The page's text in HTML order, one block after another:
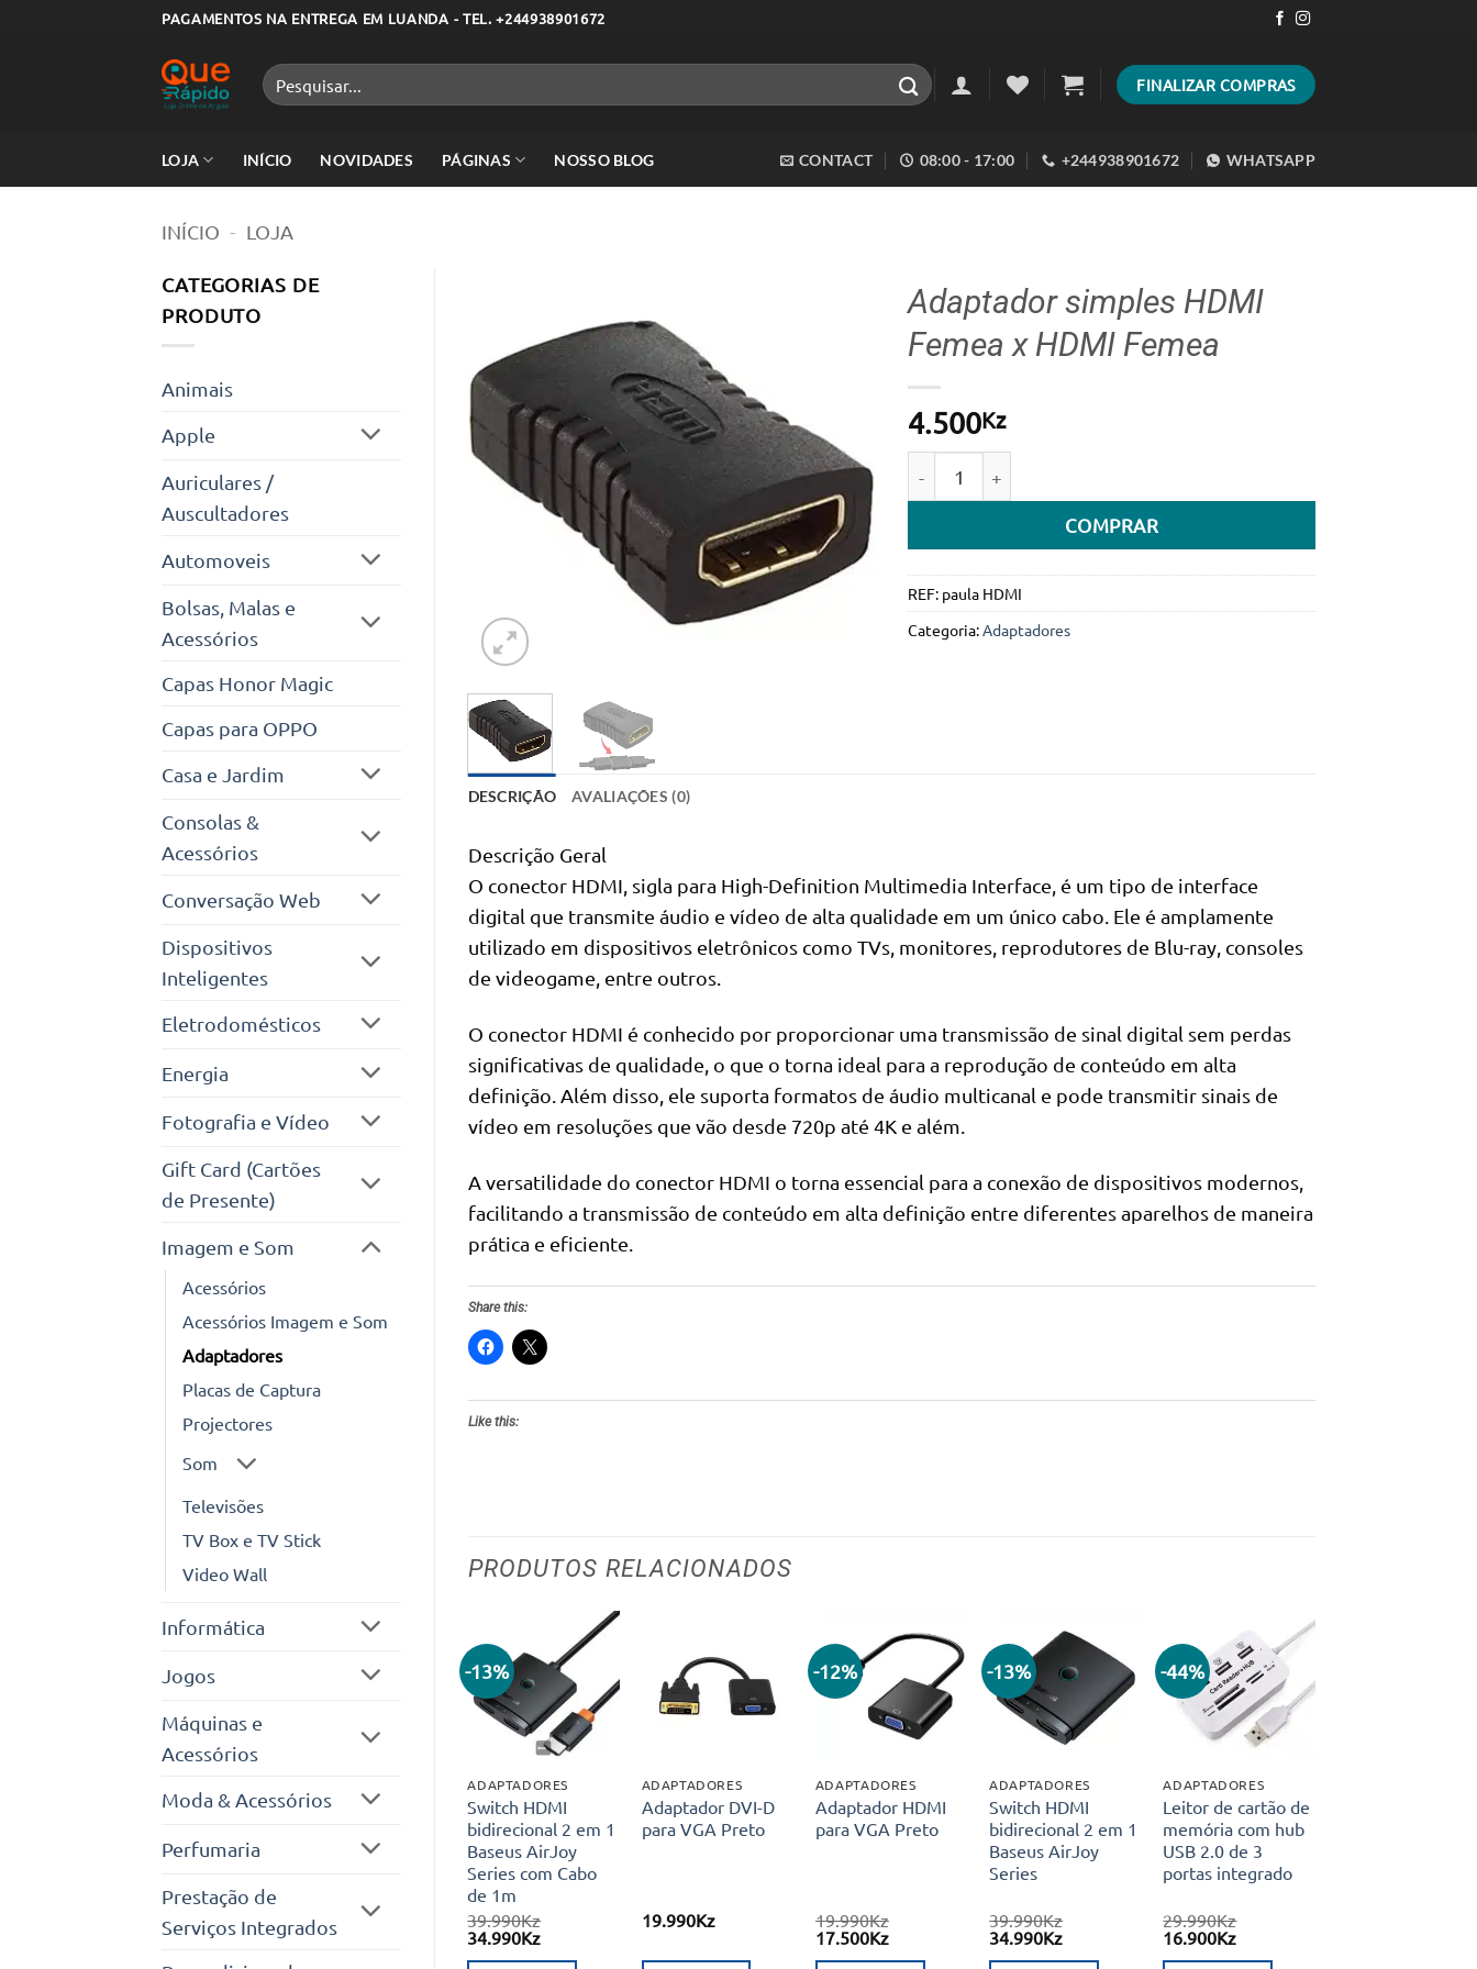
PAGAMENTOS NA ENTREGA EM LUANDA - TEL. +244938901672
Pesquisar
por:
FINALIZAR COMPRAS
LOJA INÍCIO NOVIDADES PÁGINAS NOSSO BLOG CONTACT 08:00 - 17:00 +244938901672 WHATSAPP
INÍCIO - LOJA
CATEGORIAS DE
PRODUTO
Animais
Apple
Auriculares /
Auscultadores
Automoveis
Bolsas, Malas e
Acessórios
Capas Honor Magic
Capas para OPPO
Casa e Jardim
Consolas &
Acessórios
Conversação Web
Dispositivos
Inteligentes
Eletrodomésticos
Energia
Fotografia e Vídeo
Gift Card (Cartões
de Presente)
Imagem e Som
Acessórios
Acessórios Imagem e Som
Adaptadores
Placas de Captura
Projectores
Som
Televisões
TV Box e TV Stick
Video Wall
Informática
Jogos
Máquinas e
Acessórios
Moda & Acessórios
Perfumaria
Prestação de
Serviços Integrados
Adaptador simples HDMI
Femea x HDMI Femea
4.500Kz
COMPRAR
REF: paula HDMI
Categoria:Adaptadores
DESCRIÇÃO AVALIAÇÕES (0)
Descrição Geral
O conector HDMI, sigla para High-Definition Multimedia Interface, é um tipo de interface
digital que transmite áudio e vídeo de alta qualidade em um único cabo. Ele é amplamente
utilizado em dispositivos eletrônicos como TVs, monitores, reprodutores de Blu-ray, consoles
de videogame, entre outros.
O conector HDMI é conhecido por proporcionar uma transmissão de sinal digital sem perdas
significativas de qualidade, o que o torna ideal para a reprodução de conteúdo em alta
definição. Além disso, ele suporta formatos de áudio multicanal e pode transmitir sinais de
vídeo em resoluções que vão desde 720p até 4K e além.
A versatilidade do conector HDMI o torna essencial para a conexão de dispositivos modernos,
facilitando a transmissão de conteúdo em alta definição entre diferentes aparelhos de maneira
prática e eficiente.
Share this:
Like this:
PRODUTOS RELACIONADOS
-13%
Adicionar
aos meus
desejos
ADAPTADORES
Switch HDMI
bidirecional 2 em 1
Baseus AirJoy
Series com Cabo
de 1m
39.990Kz
O
34.990KzO
Adicionar
aos meus
desejos
ADAPTADORES
Adaptador DVI-D
para VGA Preto
19.990Kz
-12%
Adicionar
aos meus
desejos
ADAPTADORES
Adaptador HDMI
para VGA Preto
19.990Kz
O
17.500KzO
-13%
Adicionar
aos meus
desejos
ADAPTADORES
Switch HDMI
bidirecional 2 em 1
Baseus AirJoy
Series
39.990Kz
O
34.990KzO
-44%
Adicionar
aos meus
desejos
ADAPTADORES
Leitor de cartão de
memória com hub
USB 2.0 de 3
portas integrado
29.990Kz
O
16.900KzO